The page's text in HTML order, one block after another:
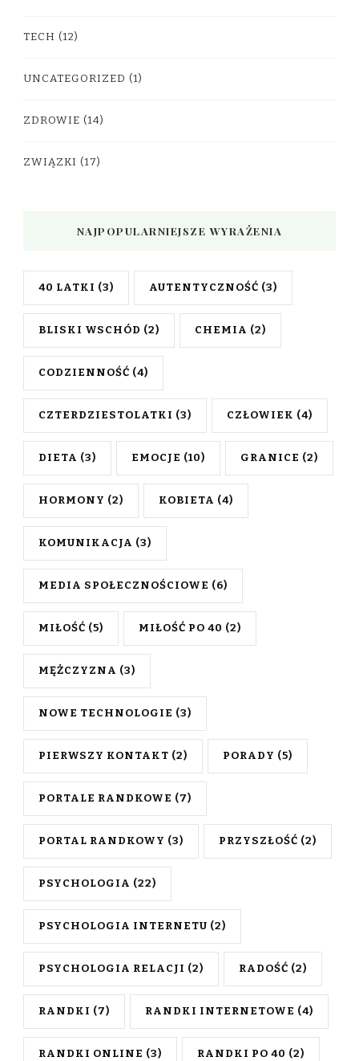
TECH (12)
UNCATEGORIZED (1)
ZDROWIE (14)
ZWIĄZKI (17)
NAJPOPULARNIEJSZE WYRAŻENIA
40 LATKI (3) AUTENTYCZNOŚĆ (3)
BLISKI WSCHÓD (2) CHEMIA (2)
CODZIENNOŚĆ (4)
CZTERDZIESTOLATKI (3) CZŁOWIEK (4)
DIETA (3) EMOCJE (10) GRANICE (2)
HORMONY (2) KOBIETA (4)
KOMUNIKACJA (3)
MEDIA SPOŁECZNOŚCIOWE (6)
MIŁOŚĆ (5) MIŁOŚĆ PO 40 (2)
MĘŻCZYZNA (3)
NOWE TECHNOLOGIE (3)
PIERWSZY KONTAKT (2) PORADY (5)
PORTALE RANDKOWE (7)
PORTAL RANDKOWY (3) PRZYSZŁOŚĆ (2)
PSYCHOLOGIA (22)
PSYCHOLOGIA INTERNETU (2)
PSYCHOLOGIA RELACJI (2) RADOŚĆ (2)
RANDKI (7) RANDKI INTERNETOWE (4)
RANDKI ONLINE (3) RANDKI PO 40 (2)